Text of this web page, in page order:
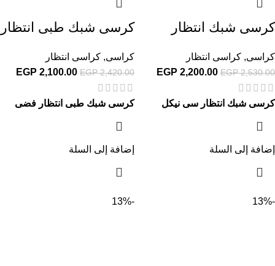
كرسى شبك انتظار
كراسى, كراسى انتظار
EGP2,530.00
EGP 2,200.00
كرسى شبك انتظار سى نيكل
إضافة إلى السلة
كرسى شبك طبى انتظار
كراسى, كراسى انتظار
EGP2,420.00
EGP 2,100.00
كرسى شبك طبى انتظار فضى
إضافة إلى السلة
-13%
-13%